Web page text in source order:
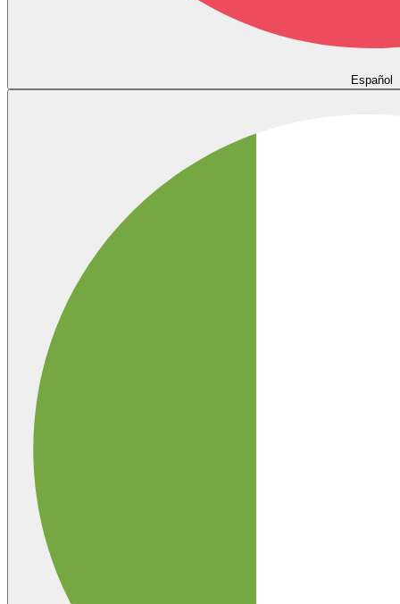
Español